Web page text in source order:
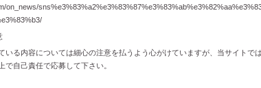
on_news/
いる内容については細心の注意を払うよう心がけていますが、当サイトで
で自己責任で応募して下さい。